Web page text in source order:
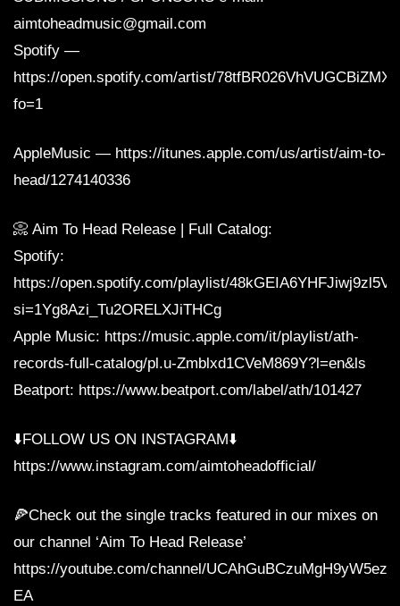
aimtoheadmusic@gmail.com
Spotify —
https://open.spotify.com/artist/
fo=1
AppleMusic — https://itunes.apple.com/us/artist/aim-to-
head/1274140336
📀 Aim To Head Release | Full Catalog:
Spotify:
https://open.spotify.com/playlist/
si=1Yg8Azi_Tu2ORELXJiTHCg
Apple Music: https://music.apple.com/it/playlist/ath-
records-full-catalog/pl.u-Zmblxd1CVeM869Y?l=en&ls
Beatport: https://www.beatport.com/label/ath/101427
⬇️FOLLOW US ON INSTAGRAM⬇️
https://www.instagram.com/aimtoheadofficial/
🍕Check out the single tracks featured in our mixes on
our channel ‘Aim To Head Release’
https://youtube.com/channel/
EA